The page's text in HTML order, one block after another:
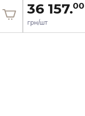
36 157.00
грн/шт